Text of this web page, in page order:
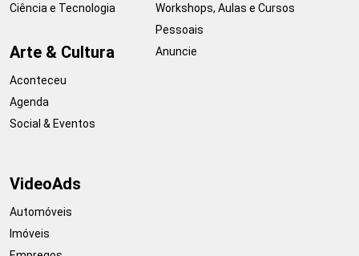
Ciência e Tecnologia
Arte & Cultura
Aconteceu
Agenda
Social & Eventos
Workshops, Aulas e Cursos
Pessoais
Anuncie
VideoAds
Automóveis
Imóveis